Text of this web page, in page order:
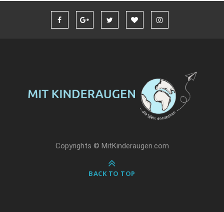
Copyrights © MitKinderaugen.com
BACK TO TOP